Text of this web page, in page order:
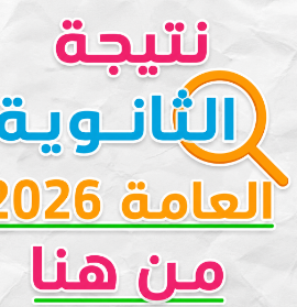
السكانية.
عربية للصف الثاني الإعدادي